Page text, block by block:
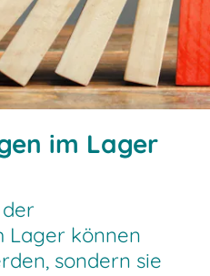
im Lager
Lager können
sondern sie